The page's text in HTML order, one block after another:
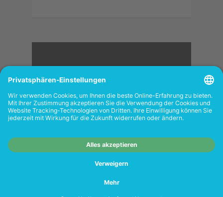
<
FOLGEN SIE UNS
Shops richtet sich nicht an Wiederverkäufer.
www.tonerhersteller.de